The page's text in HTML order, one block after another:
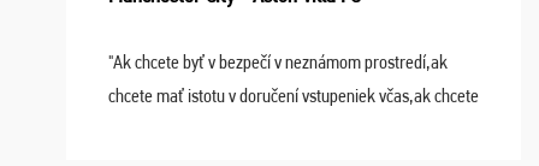
"Ak chcete byť v bezpečí v neznámom prostredí,ak
chcete mať istotu v doručení vstupeniek včas,ak chcete